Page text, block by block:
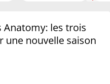
Anatomy: les trois
une nouvelle saison